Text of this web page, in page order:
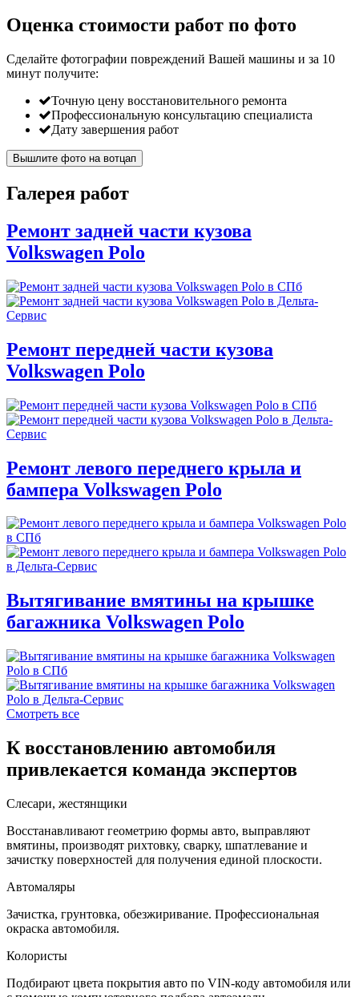
Оценка стоимости работ по фото
Сделайте фотографии повреждений Вашей машины и за 10
минут получите:
Точную цену восстановительного ремонта
Профессиональную консультацию специалиста
Дату завершения работ
Вышлите фото на вотцап
Галерея работ
Ремонт задней части кузова
Volkswagen Polo
Ремонт передней части кузова
Volkswagen Polo
Ремонт левого переднего крыла и
бампера Volkswagen Polo
Вытягивание вмятины на крышке
багажника Volkswagen Polo
Смотреть все
К восстановлению автомобиля
привлекается команда экспертов
Слесари, жестянщики
Восстанавливают геометрию формы авто, выправляют
вмятины, производят рихтовку, сварку, шпатлевание и
зачистку поверхностей для получения единой плоскости.
Автомаляры
Зачистка, грунтовка, обезжиривание. Профессиональная
окраска автомобиля.
Колористы
Подбирают цвета покрытия авто по VIN-коду автомобиля или